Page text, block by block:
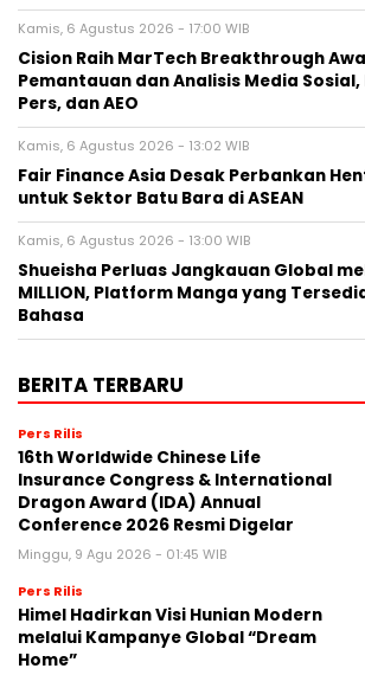
Kamis, 6 Agustus 2026 - 17:00 WIB
Cision Raih MarTech Breakthrough
Pemantauan dan Analisis Media
Pers, dan AEO
Kamis, 6 Agustus 2026 - 13:02 WIB
Fair Finance Asia Desak Perbankan
untuk Sektor Batu Bara di ASEAN
Kamis, 6 Agustus 2026 - 13:00 WIB
Shueisha Perluas Jangkauan Global
MILLION, Platform Manga yang
Bahasa
BERITA TERBARU
Pers Rilis
16th Worldwide Chinese Life
Insurance Congress & International
Dragon Award (IDA) Annual
Conference 2026 Resmi Digelar
Minggu, 9 Agu 2026 - 01:45 WIB
Pers Rilis
Himel Hadirkan Visi Hunian Modern
melalui Kampanye Global “Dream
Home”